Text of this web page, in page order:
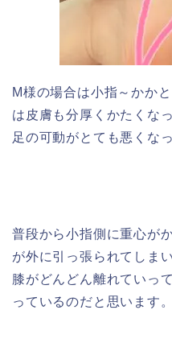
M様の場合は小指～かか
は皮膚も分厚くかたくな
足の可動がとても悪くな
普段から小指側に重心が
が外に引っ張られてしまい
膝がどんどん離れていっ
っているのだと思います。